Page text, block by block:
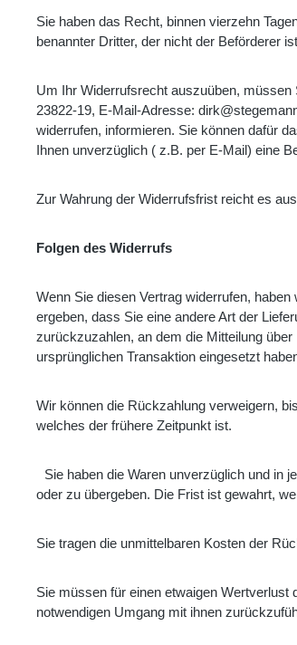
Sie haben das Recht, binnen vierzehn
benannter Dritter, der nicht der Beförderer
Um Ihr Widerrufsrecht auszuüben,
23822-19, E-Mail-Adresse:
widerrufen, informieren. Sie können dafür
Ihnen unverzüglich ( z.B. per E-Mail) eine
Zur Wahrung der Widerrufsfrist reicht es
Folgen des Widerrufs
Wenn Sie diesen Vertrag widerrufen,
ergeben, dass Sie eine andere Art der
zurückzuzahlen, an dem die Mitteilung
ursprünglichen Transaktion eingesetzt
Wir können die Rückzahlung verweigern,
welches der frühere Zeitpunkt ist.
Sie haben die Waren unverzüglich und in
oder zu übergeben. Die Frist ist gewahrt,
Sie tragen die unmittelbaren Kosten der
Sie müssen für einen etwaigen
notwendigen Umgang mit ihnen